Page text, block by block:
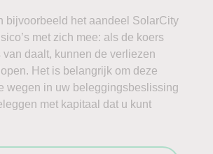
bijvoorbeeld het aandeel SolarCity
met zich mee: als de koers
van daalt, kunnen de verliezen
Het is belangrijk om deze
wegen in uw beleggingsbeslissing
met kapitaal dat u kunt